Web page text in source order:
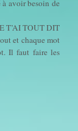
avoir besoin de
T’AI TOUT DIT
et chaque mot
Il faut faire les